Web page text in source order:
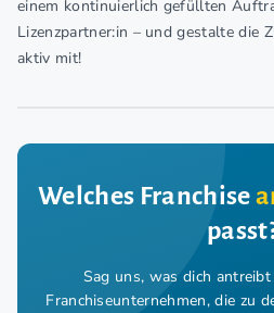
einem kontinuierlich gefüllten
Lizenzpartner:in – und gestalte die
aktiv mit!
Welches Franchise
Sag uns, was dich
Franchiseunternehmen, die zu